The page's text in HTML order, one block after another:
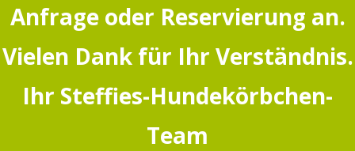
Anfrage oder Reservierung an.
Vielen Dank für Ihr Verständnis.
Ihr Steffies-Hundekörbchen-
Team